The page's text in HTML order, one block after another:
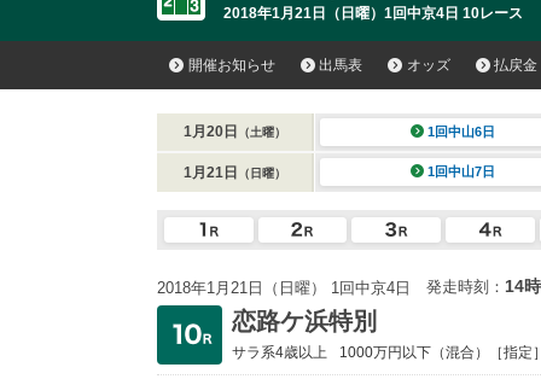
2018年1月21日（日曜）1回中京4日 10レース
開催お知らせ 出馬表 オッズ 払戻金
1月20日 （土曜） 1回中山6日
1月21日 （日曜） 1回中山7日
2018年1月21日（日曜） 1回中京4日 発走時刻： 14
恋路ケ浜特別
サラ系4歳以上 1000万円以下 （混合）［指定